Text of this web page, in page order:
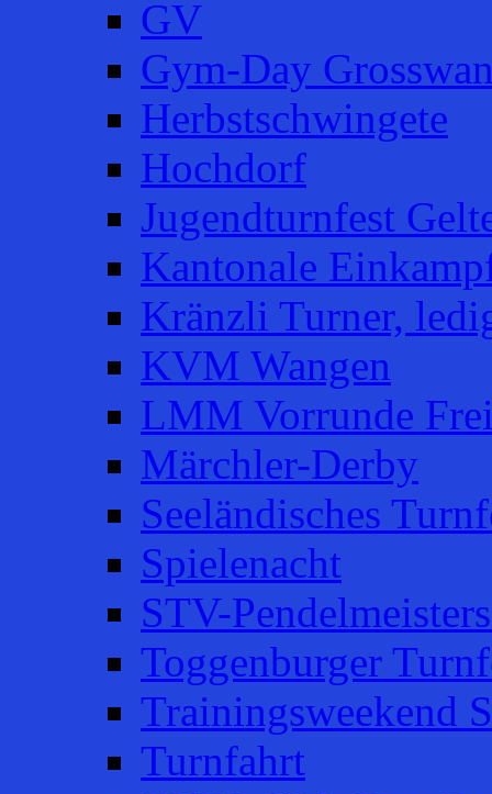
GV
Gym-Day
Herbstschwingete
Hochdorf
Jugendturnfest
Kantonale
Kränzli Turner,
KVM Wangen
LMM Vorrunde
Märchler-Derby
Seeländisches
Spielenacht
STV-
Toggenburger
Trainingsweekend
Turnfahrt